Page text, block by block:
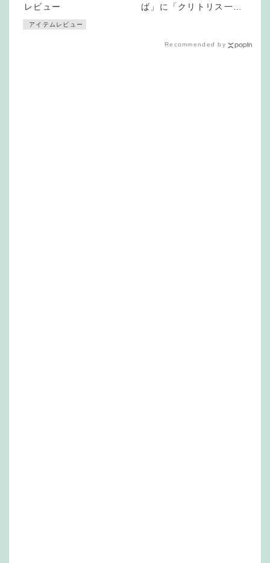
レビュー
アイテムレビュー
ば」に「クリトリス一体
Recommended by